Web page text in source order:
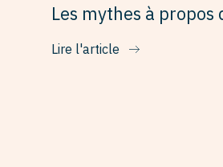
Les mythes à propos
Lire l'article